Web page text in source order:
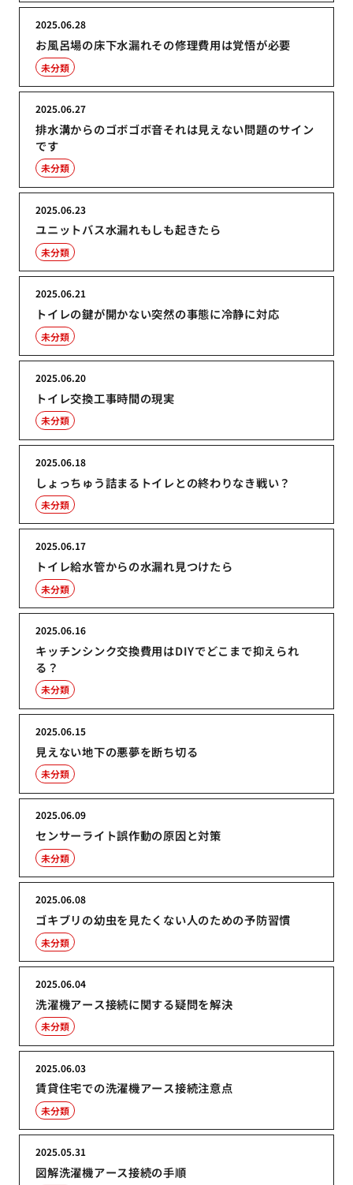
お風呂場の床下水漏れその修理費用は覚悟が必要
2025.06.28
未分類
排水溝からのゴボゴボ音それは見えない問題のサイン
です
2025.06.27
未分類
ユニットバス水漏れもしも起きたら
2025.06.23
未分類
トイレの鍵が開かない突然の事態に冷静に対応
2025.06.21
未分類
トイレ交換工事時間の現実
2025.06.20
未分類
しょっちゅう詰まるトイレとの終わりなき戦い？
2025.06.18
未分類
トイレ給水管からの水漏れ見つけたら
2025.06.17
未分類
キッチンシンク交換費用はDIYでどこまで抑えられ
る？
2025.06.16
未分類
見えない地下の悪夢を断ち切る
2025.06.15
未分類
センサーライト誤作動の原因と対策
2025.06.09
未分類
ゴキブリの幼虫を見たくない人のための予防習慣
2025.06.08
未分類
洗濯機アース接続に関する疑問を解決
2025.06.04
未分類
賃貸住宅での洗濯機アース接続注意点
2025.06.03
未分類
図解洗濯機アース接続の手順
2025.05.31